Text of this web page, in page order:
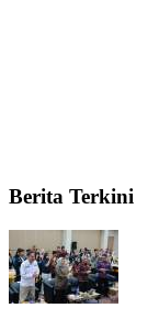
Berita Terkini